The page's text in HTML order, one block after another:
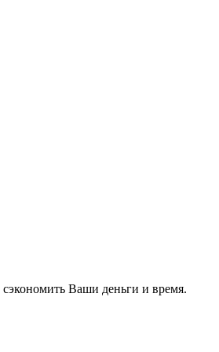
Ваши деньги и время.